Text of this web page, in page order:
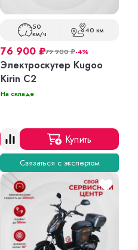
50
км/ч 40 км
76 900 ₽79 900₽-4%
Электроскутер Kugoo
Kirin C2
На складе
Купить
Связаться с экспертом